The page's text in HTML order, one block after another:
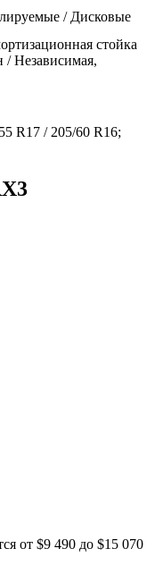
/ Дисковые
стойка
Независимая,
R17 / 205/60 R16;
от $9 490 до $15 070